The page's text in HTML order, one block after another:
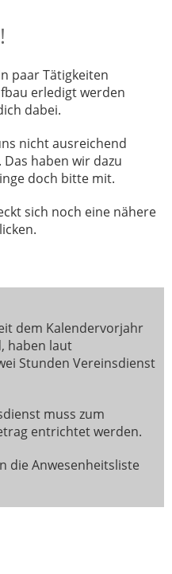
paar Tätigkeiten
erledigt werden
dabei.
nicht ausreichend
haben wir dazu
doch bitte mit.
sich noch eine nähere
dem Kalendervorjahr
haben laut
Stunden Vereinsdienst
muss zum
entrichtet werden.
die Anwesenheitsliste